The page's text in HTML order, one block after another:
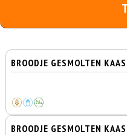
BROODJE GESMOLTEN KAAS
BROODJE GESMOLTEN